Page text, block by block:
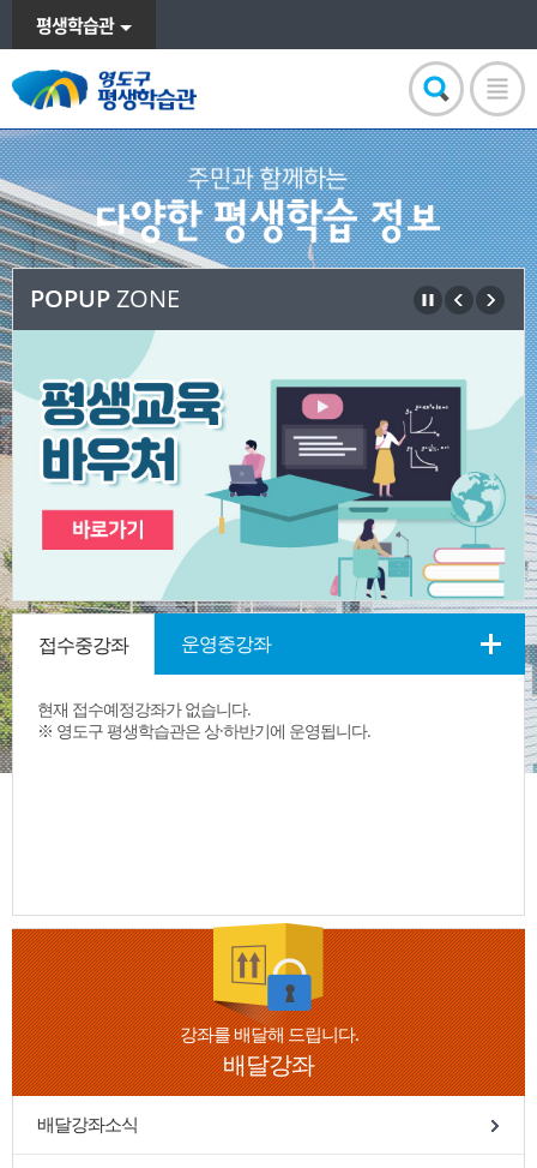
평생학습관
POPUPZONE
접수중강좌
현재 접수예정강좌가 없습니다.
※ 영도구 평생학습관은 상·하반기에 운영됩니다.
운영중강좌
강좌를 배달해 드립니다.
배달강좌
배달강좌소식